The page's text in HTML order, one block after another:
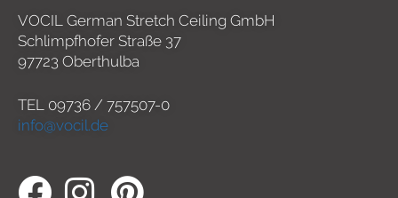
VOCIL German Stretch Ceiling GmbH
Schlimpfhofer Straße 37
97723 Oberthulba
TEL 09736 / 757507-0
info@vocil.de